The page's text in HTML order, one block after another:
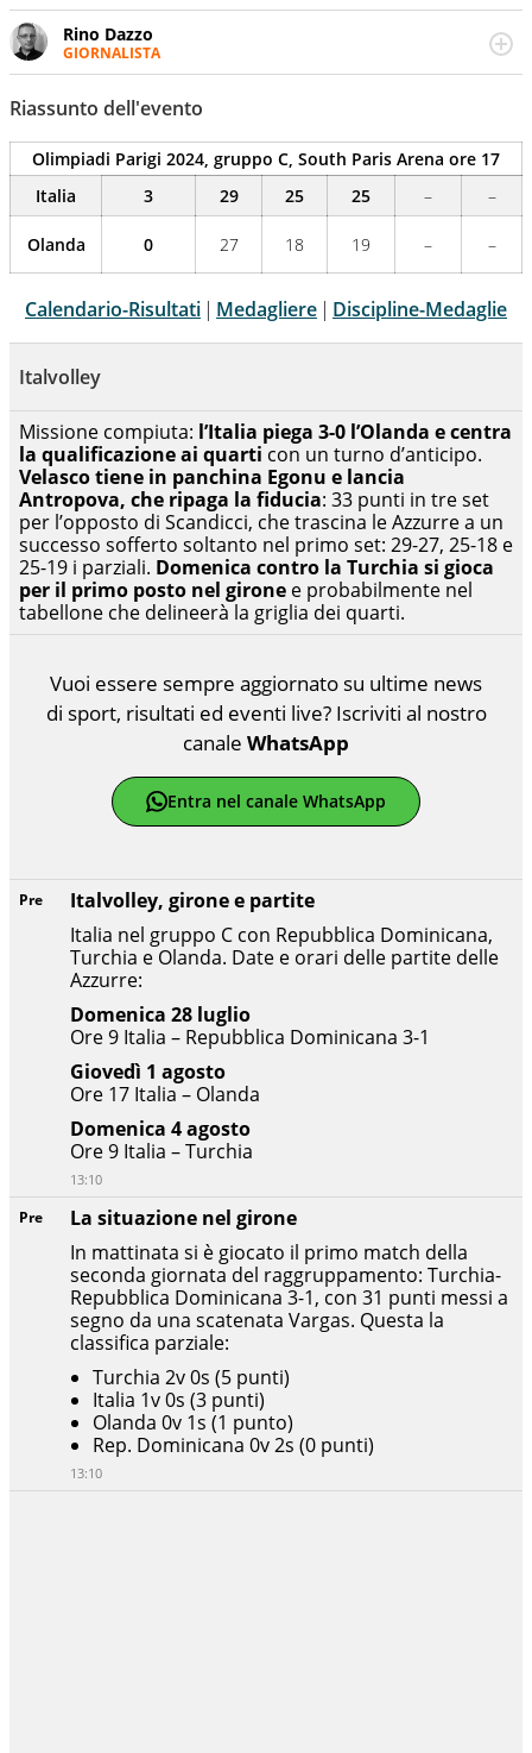
Rino Dazzo
GIORNALISTA
Se mai ci fosse modo di traslare il glossario del calcio in
una nicchia di esperti, lui ne farebbe parte. Non si perde
una svista arbitrale né gli umori social del mondo delle
curve
Riassunto dell'evento
Olimpiadi Parigi 2024, gruppo C, South Paris Arena ore 17
Italia
3 29 25 25 – –
Olanda 0 27 18 19 – –
Calendario-Risultati | Medagliere | Discipline-Medaglie
Italvolley
Missione compiuta: l’Italia piega 3-0 l’Olanda e centra
la qualificazione ai quarti con un turno d’anticipo.
Velasco tiene in panchina Egonu e lancia
Antropova, che ripaga la fiducia: 33 punti in tre set
per l’opposto di Scandicci, che trascina le Azzurre a un
successo sofferto soltanto nel primo set: 29-27, 25-18 e
25-19 i parziali. Domenica contro la Turchia si gioca
per il primo posto nel girone e probabilmente nel
tabellone che delineerà la griglia dei quarti.
Pre
La situazione nel girone
In mattinata si è giocato il primo match della
seconda giornata del raggruppamento: Turchia-
Repubblica Dominicana 3-1, con 31 punti messi a
segno da una scatenata Vargas. Questa la
classifica parziale:
Turchia 2v 0s (5 punti)
Italia 1v 0s (3 punti)
Olanda 0v 1s (1 punto)
Rep. Dominicana 0v 2s (0 punti)
13:10
Pre
Italvolley, girone e partite
Italia nel gruppo C con Repubblica Dominicana,
Turchia e Olanda. Date e orari delle partite delle
Azzurre:
Domenica 28 luglio
Ore 9 Italia – Repubblica Dominicana 3-1
Giovedì 1 agosto
Ore 17 Italia – Olanda
Domenica 4 agosto
Ore 9 Italia – Turchia
13:10
Vuoi essere sempre aggiornato su ultime news
di sport, risultati ed eventi live? Iscriviti al nostro
canale WhatsApp
Entra nel canale WhatsApp